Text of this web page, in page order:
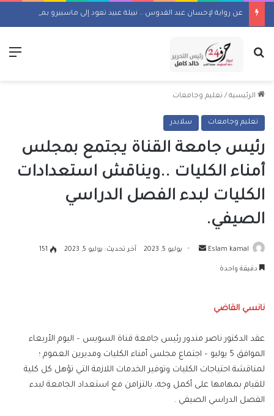
بحث عن
الرئيسية / تعليم وجامعات
تعليم وجامعات سلايدر
رئيس جامعة القناة يجتمع بمجلس
أمناء الكليات ..ويناقش استعدادات
الكليات لبدء الفصل الدراسي
الصيفي.
Eslam kamal
أرسل يوليو 5, 2023 آخر تحديث: يوليو 5, 2023 151
دقيقة واحدة
نانسي القاضي
عقد الدكتور ناصر مندور رئيس جامعة قناة السويس – اليوم الأربعاء
الموافق 5 يوليو – اجتماع مجلس أمناء الكليات ومديرين العموم ؛
لمناقشة احتياجات الكليات وتوفير الخدمات اللازمة التي تؤهل كل كلية
للقيام بمهامها على أكمل وجه، بالتزامن مع استعداد الجامعة لبدء
الفصل الدراسي الصيفي .